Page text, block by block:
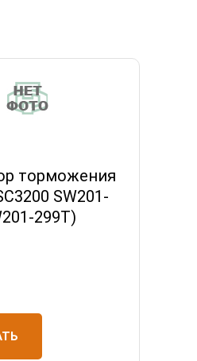
торможения
SW201-
299T)